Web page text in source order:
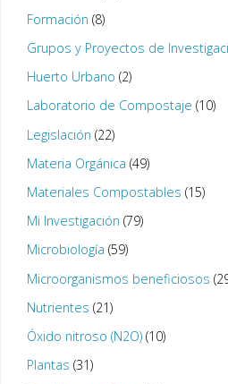
Formación (8)
Grupos y Proyectos de
Huerto Urbano (2)
Laboratorio de Compostaje (10)
Legislación (22)
Materia Orgánica (49)
Materiales Compostables (15)
Mi Investigación (79)
Microbiología (59)
Microorganismos beneficiosos
Nutrientes (21)
Óxido nitroso (N2O)(10)
Plantas (31)